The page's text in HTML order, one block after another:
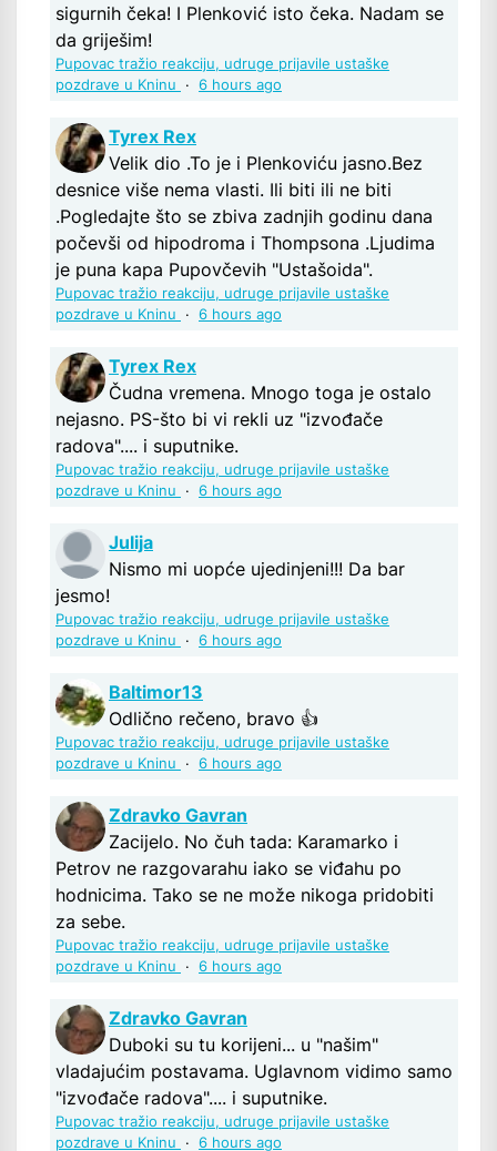
sigurnih čeka! I Plenković isto čeka. Nadam se
da griješim!
Pupovac tražio reakciju, udruge prijavile ustaške
pozdrave u Kninu
· 6 hours ago
Tyrex Rex
Velik dio .To je i Plenkoviću jasno.Bez
desnice više nema vlasti. Ili biti ili ne biti
.Pogledajte što se zbiva zadnjih godinu dana
počevši od hipodroma i Thompsona .Ljudima
je puna kapa Pupovčevih "Ustašoida".
Pupovac tražio reakciju, udruge prijavile ustaške
pozdrave u Kninu
· 6 hours ago
Tyrex Rex
Čudna vremena. Mnogo toga je ostalo
nejasno. PS-što bi vi rekli uz "izvođače
radova".... i suputnike.
Pupovac tražio reakciju, udruge prijavile ustaške
pozdrave u Kninu
· 6 hours ago
Julija
Nismo mi uopće ujedinjeni!!! Da bar
jesmo!
Pupovac tražio reakciju, udruge prijavile ustaške
pozdrave u Kninu
· 6 hours ago
Baltimor13
Odlično rečeno, bravo 👍
Pupovac tražio reakciju, udruge prijavile ustaške
pozdrave u Kninu
· 6 hours ago
Zdravko Gavran
Zacijelo. No čuh tada: Karamarko i
Petrov ne razgovarahu iako se viđahu po
hodnicima. Tako se ne može nikoga pridobiti
za sebe.
Pupovac tražio reakciju, udruge prijavile ustaške
pozdrave u Kninu
· 6 hours ago
Zdravko Gavran
Duboki su tu korijeni... u "našim"
vladajućim postavama. Uglavnom vidimo samo
"izvođače radova".... i suputnike.
Pupovac tražio reakciju, udruge prijavile ustaške
pozdrave u Kninu
· 6 hours ago